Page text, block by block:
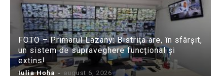
FOTO – Primarul Lazany: Bistrița are, în sfârșit,
un sistem de supraveghere funcțional și
extins!
Iulia Hoha - august 6, 2026